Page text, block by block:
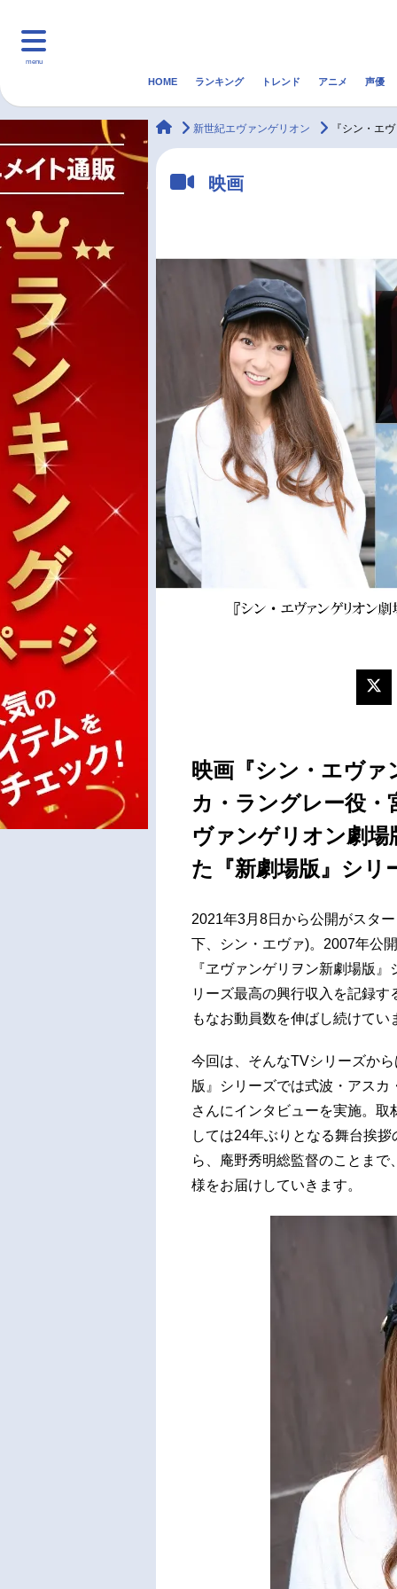
menu
マンガ・ラノベ ゲーム・アプリ
アニメ記事一覧
声優記事一覧
HOME ランキング トレンド アニメ 声優
animateTimes
新世紀エヴァンゲリオン 『シン・エ
映画
映画『シン・エヴァ
カ・ラングレー役・
ヴァンゲリオン劇
た『新劇場版』シリ
2021年3月8日から公開がスタ
下、シン・エヴァ)。2007年公
『ヱヴァンゲリヲン新劇場版
リーズ最高の興行収入を記録
もなお動員数を伸ばし続けてい
今回は、そんなTVシリーズか
版』シリーズでは式波・アス
さんにインタビューを実施。
しては24年ぶりとなる舞台挨
ら、庵野秀明総監督のことま
様をお届けしていきます。